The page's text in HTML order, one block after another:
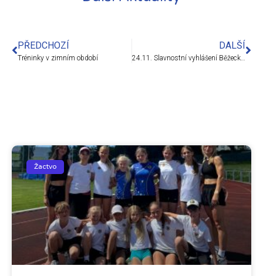
PŘEDCHOZÍ
Tréninky v zimním období
DALŠÍ
24.11. Slavnostní vyhlášení Běžeckého poháru mládeže 2021, Jihlava
Žactvo